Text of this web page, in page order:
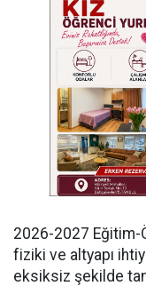
​2026-2027 Eğitim-
fiziki ve altyapı
eksiksiz şekilde